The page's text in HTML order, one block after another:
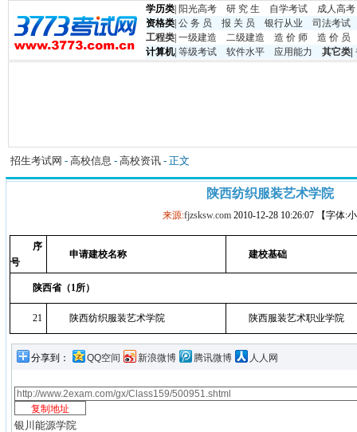
学历类 阳光高考 研 究 生 自学考试
成人高考
资格类 公 务 员 报 关 员 银行从业
司法考试
工程类 一级建造 二级建造 造 价 师
造 价 员
计算机| 等级考试 软件水平 应用能力 其它类
招生考试网 - 高校信息 - 高校资讯 - 正文
陕西纺织服装艺术学院
来源:fjzsksw.com 2010-12-28 10:26:07 【字体:
序
号
申请建校名称 建校基础
陕西省（1所）
21 陕西纺织服装艺术学院 陕西服装艺术职业学院
分享到： QQ空间 新浪微博 腾讯微博 人人网
银川能源学院